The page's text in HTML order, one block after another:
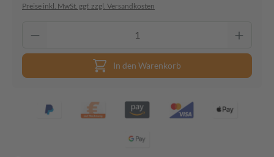
Preise inkl. MwSt. ggf. zzgl. Versandkosten
In den Warenkorb